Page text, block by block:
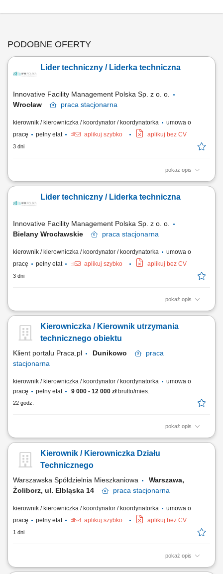
PODOBNE OFERTY
Lider techniczny / Liderka techniczna
Innovative Facility Management Polska Sp. z o. o.
Wrocław
praca stacjonarna
kierownik / kierowniczka / koordynator / koordynatorka
umowa o
pracę
pełny etat aplikuj szybko aplikuj bez CV
3 dni
pokaż opis
Zadania: Planowanie oraz terminowe realizowanie przeglądów
pracy własnej, technika oraz podwykonawców w celu zachowania
wysokiej jakości serwisu; Wdrażanie nowoczesnych rozwiązań
Lider techniczny / Liderka techniczna
Innovative Facility Management Polska Sp. z o. o.
Bielany Wrocławskie
praca stacjonarna
kierownik / kierowniczka / koordynator / koordynatorka
umowa o
pracę
pełny etat aplikuj szybko aplikuj bez CV
3 dni
pokaż opis
Zadania: Planowanie oraz terminowe realizowanie przeglądów
pracy własnej, technika oraz podwykonawców w celu zachowania
wysokiej jakości serwisu; Wdrażanie nowoczesnych rozwiązań
Kierowniczka / Kierownik utrzymania
technicznego obiektu
Klient portalu Praca.pl Dunikowo
praca
stacjonarna
kierownik / kierowniczka / koordynator / koordynatorka
umowa o
pracę
pełny etat 9 000 - 12 000 złbrutto/mies.
22 godz.
pokaż opis
zarządzanie techniczną obsługą obiektu oraz zapewnienie prawidłowej
urządzeń budynkowych, organizacja oraz kontrola przeglądów,
konserwacji i prac serwisowych, koordynowanie pracy zespołu
Kierownik / Kierowniczka Działu
Technicznego
Warszawska Spółdzielnia Mieszkaniowa
Warszawa,
Żoliborz, ul. Elbląska 14
praca stacjonarna
kierownik / kierowniczka / koordynator / koordynatorka
umowa o
pracę
pełny etat aplikuj szybko aplikuj bez CV
1 dni
pokaż opis
Zakres obowiązków: Zarządzanie Działem Technicznym Administracji